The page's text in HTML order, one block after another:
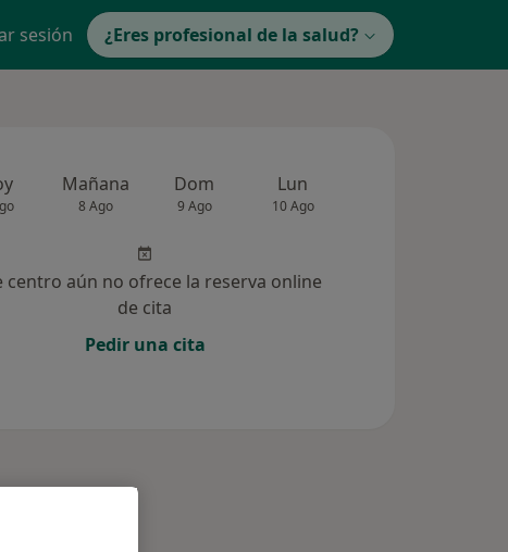
sesión ¿Eres profesional de la salud?
Mañana
8 Ago
Dom
9 Ago
Lun
10 Ago
centro aún no ofrece la reserva online
de cita
Pedir una cita